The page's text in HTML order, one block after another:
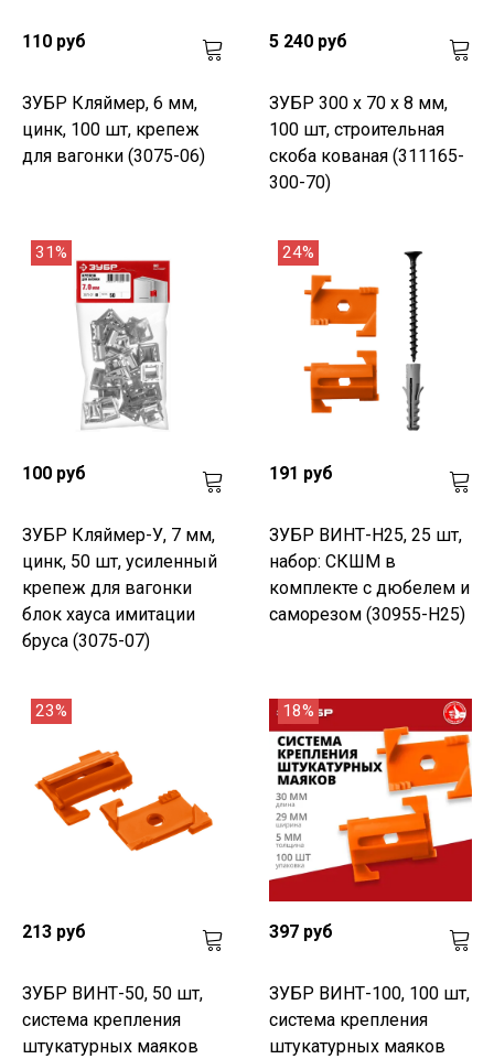
110 руб
ЗУБР Кляймер, 6 мм,
цинк, 100 шт, крепеж
для вагонки (3075-06)
5 240 руб
ЗУБР 300 x 70 x 8 мм,
100 шт, строительная
скоба кованая (311165-
300-70)
31%
100 руб
ЗУБР Кляймер-У, 7 мм,
цинк, 50 шт, усиленный
крепеж для вагонки
блок хауса имитации
бруса (3075-07)
24%
191 руб
ЗУБР ВИНТ-Н25, 25 шт,
набор: СКШМ в
комплекте с дюбелем и
саморезом (30955-Н25)
23%
213 руб
ЗУБР ВИНТ-50, 50 шт,
система крепления
штукатурных маяков
18%
397 руб
ЗУБР ВИНТ-100, 100 шт,
система крепления
штукатурных маяков